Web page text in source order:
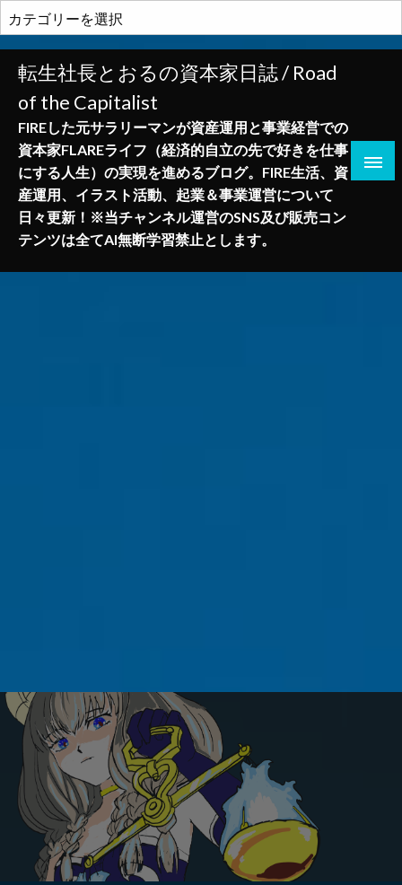
ン
テ
テ
転生社長とおるの資本家日誌 / Road
of the Capitalist
FIREした元サラリーマンが資産運用と事業経営での
資本家FLAREライフ（経済的自立の先で好きを仕事
にする人生）の実現を進めるブログ。FIRE生活、資
産運用、イラスト活動、起業＆事業運営について
日々更新！※当チャンネル運営のSNS及び販売コン
テンツは全てAI無断学習禁止とします。